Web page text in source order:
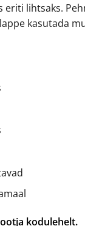
eriti lihtsaks.
kasutada
kodulehelt.